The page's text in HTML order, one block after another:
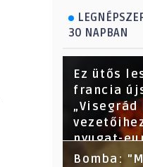
30 NAPBAN
Ez ütős
francia
„Visegrád
nyugat-
nevében
Bomba: